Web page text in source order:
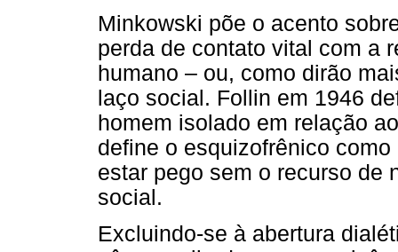
Minkowski põe o acento
perda de contato vital com a
humano – ou, como dirão
laço social. Follin em 1946
homem isolado em relação
define o esquizofrênico
estar pego sem o recurso de
social.
Excluindo-se à abertura